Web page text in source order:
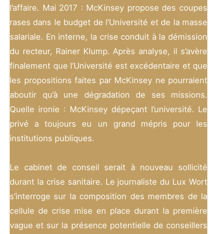
l’affaire. Mai 2017 : McKinsey propose des coupes
rases dans le budget de l’Université et de la masse
salariale. En interne, la crise conduit à la démission
du recteur, Rainer Klump. Après analyse, il s’avère
finalement que l’Université est excédentaire et que
les propositions faites par McKinsey ne pourraient
aboutir qu’à une dégradation de ses missions.
Quelle ironie : McKinsey dépeçant l’université. Le
privé a toujours eu un grand mépris pour les
institutions publiques.
Le cabinet de conseil serait à nouveau sollicité
durant la crise sanitaire. Le journaliste du Lux Wort
s’interroge sur la composition des membres de la
cellule de crise mise en place durant la première
vague et sur la présence potentielle de conseillers